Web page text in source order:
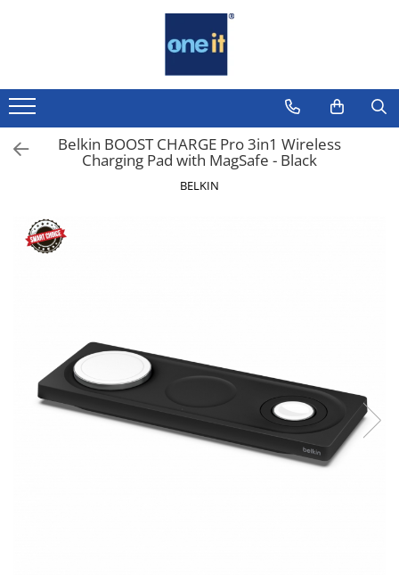
Laptop, Tablete & Telefoane
Laptop / Notebook
Notebook Consumer
Componente Laptop
Tablete & accesorii
Apple AirTag
Inele Smart
Ochelari Smart
Belkin BOOST CHARGE Pro 3in1 Wireless
Charging Pad with MagSafe - Black
BELKIN